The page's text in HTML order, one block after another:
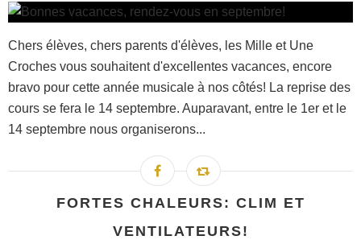
Chers élèves, chers parents d'élèves, les Mille et Une
Croches vous souhaitent d'excellentes vacances, encore
bravo pour cette année musicale à nos côtés! La reprise des
cours se fera le 14 septembre. Auparavant, entre le 1er et le
14 septembre nous organiserons...
FORTES CHALEURS: CLIM ET
VENTILATEURS!